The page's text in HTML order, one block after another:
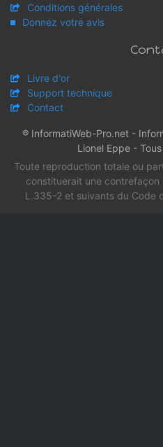
Conditions générales
Donnez votre avis
Livre d'or
Support technique
Contact
® InformatiWeb-Pro.net -
Lionel Eppe -
Toute reproduction totale ou
constituerait une
L.335-2 et suivants du Code